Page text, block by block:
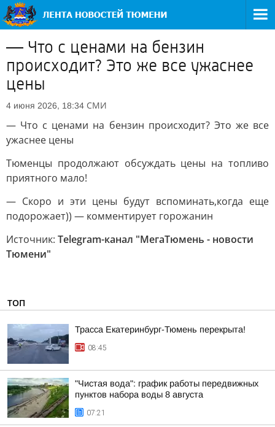
— Что с ценами на бензин
происходит? Это же все ужаснее
цены
4 июня 2026, 18:34 СМИ
— Что с ценами на бензин происходит? Это же все
ужаснее цены
Тюменцы продолжают обсуждать цены на топливо
приятного мало!
— Скоро и эти цены будут вспоминать,когда еще
подорожает)) — комментирует горожанин
Источник: Telegram-канал "МегаТюмень - новости
Тюмени"
ТОП
Трасса Екатеринбург-Тюмень перекрыта!
08:45
"Чистая вода": график работы передвижных
пунктов набора воды 8 августа
07:21